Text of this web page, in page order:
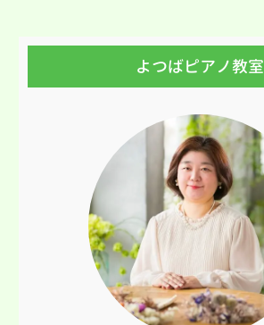
よつばピアノ教室